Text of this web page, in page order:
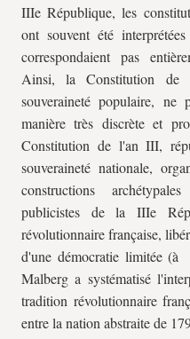
IIIe République, les
ont souvent été
correspondaient pas
Ainsi, la Constitution
souveraineté populaire, ne
manière très discrète et
Constitution de l'an III,
souveraineté nationale,
constructions
publicistes de la IIIe
révolutionnaire française,
d'une démocratie limitée
Malberg a systématisé
tradition révolutionnaire
entre la nation abstraite de